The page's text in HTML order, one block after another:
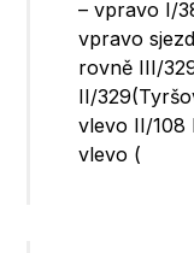
– vpravo I/
vpravo
rovně III/
II/
vlevo II/108
vlevo (